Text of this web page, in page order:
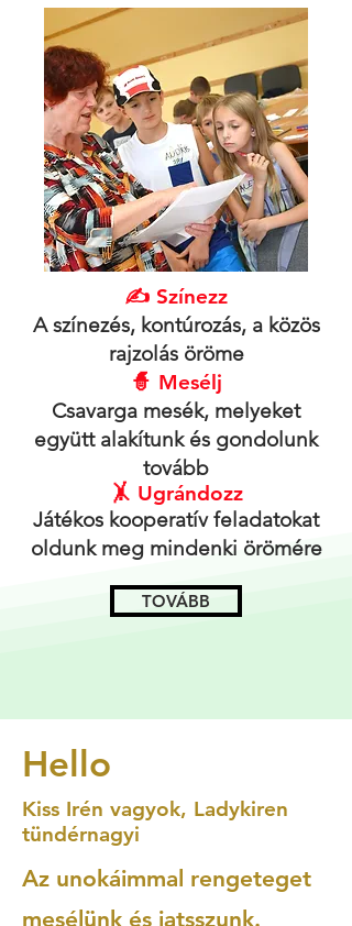
✍️ Színezz
A színezés, kontúrozás, a közös
rajzolás öröme
🧙 Mesélj
Csavarga mesék, melyeket
együtt alakítunk és gondolunk
tovább
🤸 Ugrándozz
Játékos kooperatív feladatokat
oldunk meg mindenki örömére
TOVÁBB
Hello
Kiss Irén vagyok, Ladykiren
tündérnagyi
Az unokáimmal rengeteget
mesélünk és jatsszunk.